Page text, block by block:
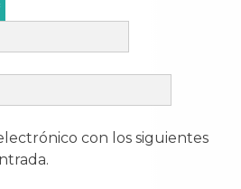
con los siguientes